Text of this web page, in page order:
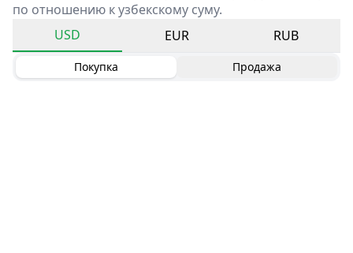
по отношению к узбекскому суму.
USD
EUR RUB
Покупка Продажа